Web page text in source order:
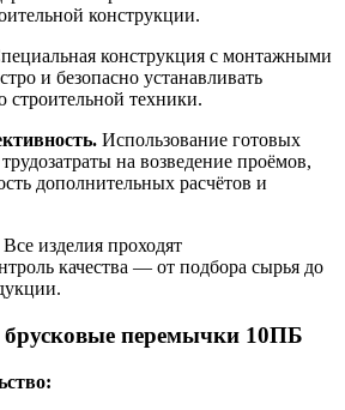
конструкции.
конструкция с монтажными
и безопасно устанавливать
техники.
Использование готовых
на возведение проёмов,
дополнительных расчётов и
Все изделия проходят
качества — от подбора сырья до
брусковые перемычки 10ПБ